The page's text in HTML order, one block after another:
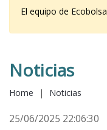
El equipo de Ecobolsa
Noticias
Home | Noticias
25/06/2025 22:06:30